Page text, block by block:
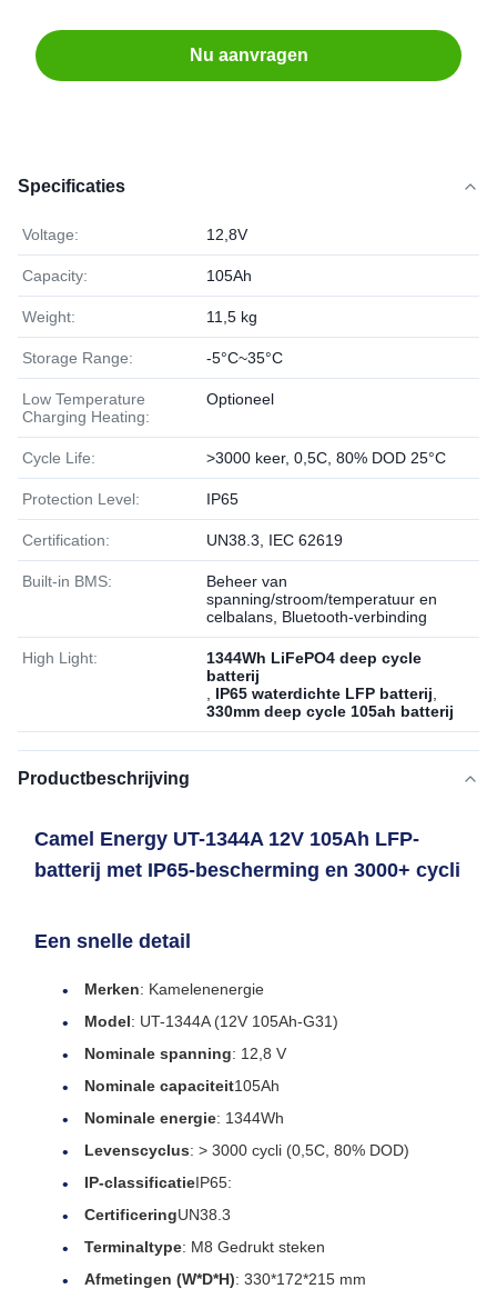
Nu aanvragen
Specificaties
Voltage: 12,8V
Capacity: 105Ah
Weight: 11,5 kg
Storage Range: -5°C~35°C
Low Temperature
Charging Heating:
Optioneel
Cycle Life: >3000 keer, 0,5C, 80% DOD 25°C
Protection Level: IP65
Certification: UN38.3, IEC 62619
Built-in BMS:
Beheer van
spanning/stroom/temperatuur en
celbalans, Bluetooth-verbinding
High Light:
1344Wh LiFePO4 deep cycle
batterij
IP65 waterdichte LFP batterij
330mm deep cycle 105ah batterij
Productbeschrijving
Camel Energy UT-1344A 12V 105Ah LFP-
batterij met IP65-bescherming en 3000+ cycli
Een snelle detail
Merken: Kamelenenergie
Model: UT-1344A (12V 105Ah-G31)
Nominale spanning: 12,8 V
Nominale capaciteit105Ah
Nominale energie: 1344Wh
Levenscyclus: > 3000 cycli (0,5C, 80% DOD)
IP-classificatieIP65:
CertificeringUN38.3
Terminaltype: M8 Gedrukt steken
Afmetingen (W*D*H): 330*172*215 mm